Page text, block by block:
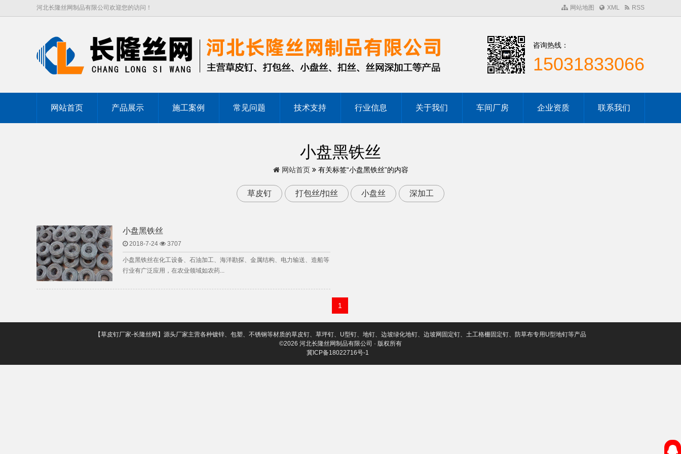
河北长隆丝网制品有限公司欢迎您的访问！ 网站地图 XML RSS
咨询热线：
15031833066
网站首页 产品展示 施工案例 常见问题 技术支持 行业信息 关于我们 车间厂房 企业资质 联系我们
小盘黑铁丝
网站首页 有关标签“小盘黑铁丝”的内容
草皮钉 打包丝/扣丝 小盘丝 深加工
小盘黑铁丝
2018-7-24 3707
小盘黑铁丝在化工设备、石油加工、海洋勘探、金属结构、电力输送、造船等
行业有广泛应用，在农业领域如农药...
1
【草皮钉厂家-长隆丝网】源头厂家主营各种镀锌、包塑、不锈钢等材质的草皮钉、草坪钉、U型钉、地钉、边坡绿化地钉、边坡网固定钉、土工格栅固定钉、防草布专用U型地钉等产品
©2026 河北长隆丝网制品有限公司 · 版权所有
冀ICP备18022716号-1